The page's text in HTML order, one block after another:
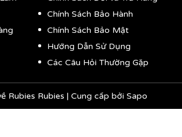
Chính Sách Bảo Hành
Chính Sách Bảo Mật
Hướng Dẫn Sử Dụng
Các Câu Hỏi Thường Gặp
Rubies Rubies | Cung cấp bởi Sapo